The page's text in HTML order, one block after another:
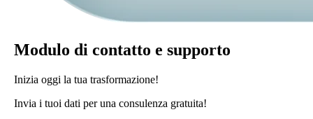
Modulo di contatto e supporto
Inizia oggi la tua trasformazione!
Invia i tuoi dati per una consulenza gratuita!